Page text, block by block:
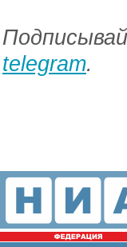
telegram.